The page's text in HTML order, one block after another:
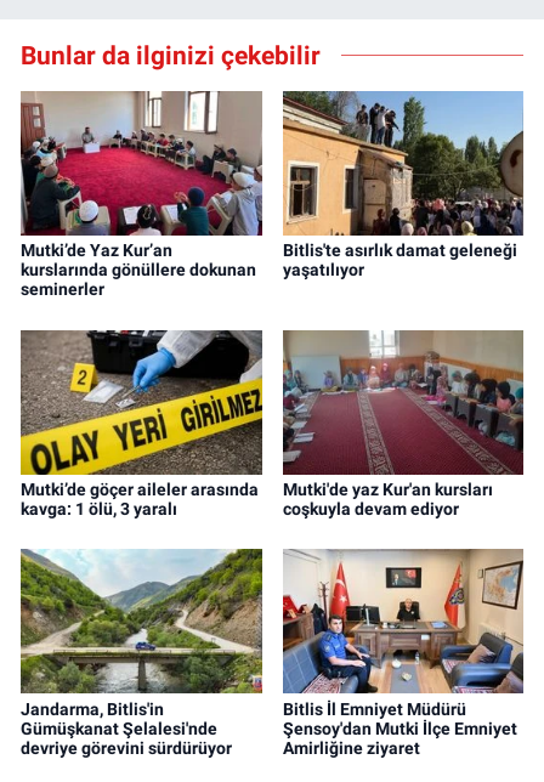
Bunlar da ilginizi çekebilir
Mutki’de Yaz Kur’an
kurslarında gönüllere dokunan
seminerler
Bitlis'te asırlık damat geleneği
yaşatılıyor
Mutki’de göçer aileler arasında
kavga: 1 ölü, 3 yaralı
Mutki'de yaz Kur'an kursları
coşkuyla devam ediyor
Jandarma, Bitlis'in
Gümüşkanat Şelalesi'nde
devriye görevini sürdürüyor
Bitlis İl Emniyet Müdürü
Şensoy'dan Mutki İlçe Emniyet
Amirliğine ziyaret